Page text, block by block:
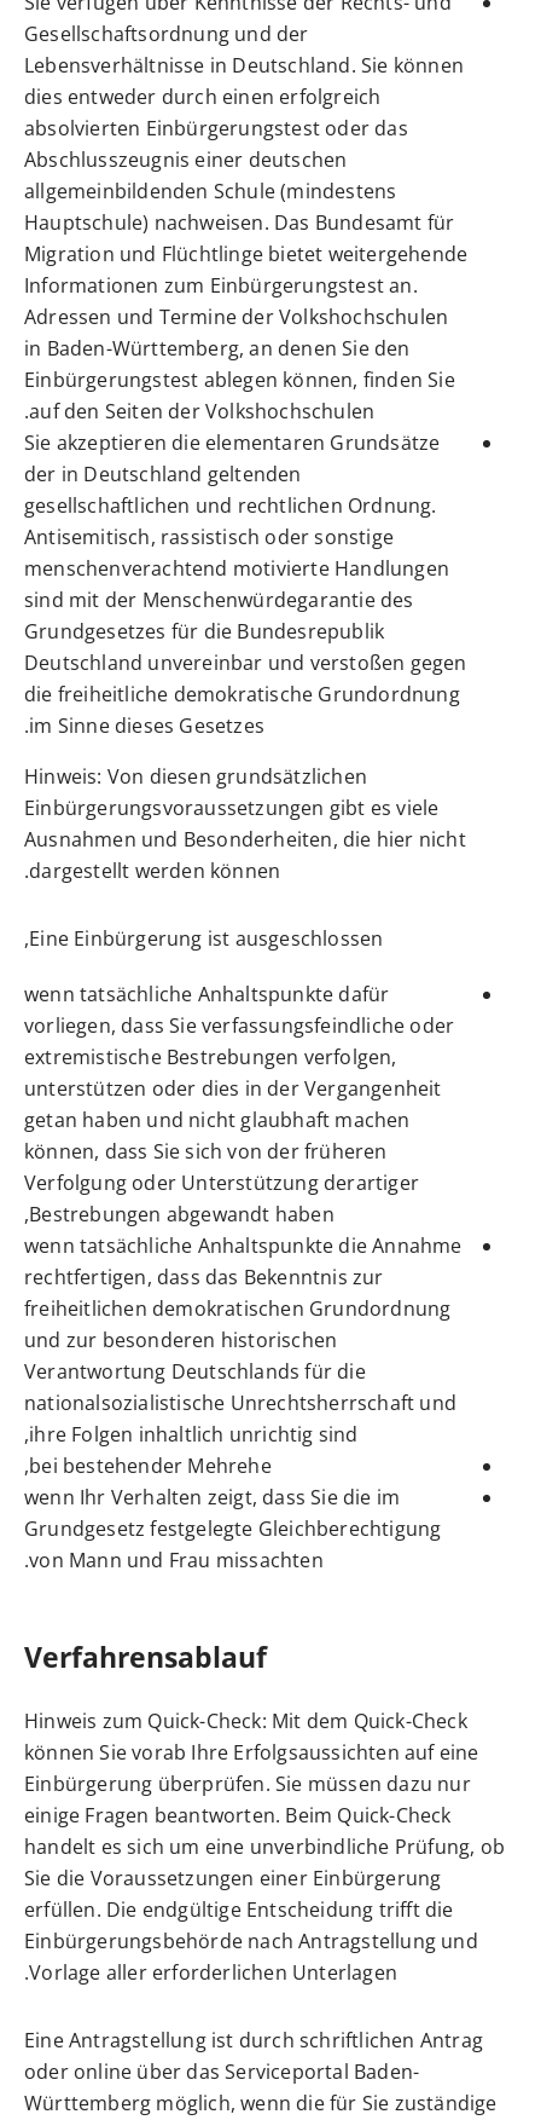
Gesellschaftsordnung und der
Lebensverhältnisse in Deutschland. Sie können
dies entweder durch einen erfolgreich
absolvierten Einbürgerungstest oder das
Abschlusszeugnis einer deutschen
allgemeinbildenden Schule (mindestens
Hauptschule) nachweisen. Das Bundesamt für
Migration und Flüchtlinge bietet weitergehende
Informationen zum Einbürgerungstest an.
Adressen und Termine der Volkshochschulen
in Baden-Württemberg, an denen Sie den
Einbürgerungstest ablegen können, finden Sie
auf den Seiten der Volkshochschulen.
Sie akzeptieren die elementaren Grundsätze
der in Deutschland geltenden
gesellschaftlichen und rechtlichen Ordnung.
Antisemitisch, rassistisch oder sonstige
menschenverachtend motivierte Handlungen
sind mit der Menschenwürdegarantie des
Grundgesetzes für die Bundesrepublik
Deutschland unvereinbar und verstoßen gegen
die freiheitliche demokratische Grundordnung
im Sinne dieses Gesetzes.
Hinweis: Von diesen grundsätzlichen
Einbürgerungsvoraussetzungen gibt es viele
Ausnahmen und Besonderheiten, die hier nicht
dargestellt werden können.
Eine Einbürgerung ist ausgeschlossen,
wenn tatsächliche Anhaltspunkte dafür
vorliegen, dass Sie verfassungsfeindliche oder
extremistische Bestrebungen verfolgen,
unterstützen oder dies in der Vergangenheit
getan haben und nicht glaubhaft machen
können, dass Sie sich von der früheren
Verfolgung oder Unterstützung derartiger
Bestrebungen abgewandt haben,
wenn tatsächliche Anhaltspunkte die Annahme
rechtfertigen, dass das Bekenntnis zur
freiheitlichen demokratischen Grundordnung
und zur besonderen historischen
Verantwortung Deutschlands für die
nationalsozialistische Unrechtsherrschaft und
ihre Folgen inhaltlich unrichtig sind,
bei bestehender Mehrehe,
wenn Ihr Verhalten zeigt, dass Sie die im
Grundgesetz festgelegte Gleichberechtigung
von Mann und Frau missachten.
Verfahrensablauf
Hinweis zum Quick-Check: Mit dem Quick-Check
können Sie vorab Ihre Erfolgsaussichten auf eine
Einbürgerung überprüfen. Sie müssen dazu nur
einige Fragen beantworten. Beim Quick-Check
handelt es sich um eine unverbindliche Prüfung, ob
Sie die Voraussetzungen einer Einbürgerung
erfüllen. Die endgültige Entscheidung trifft die
Einbürgerungsbehörde nach Antragstellung und
Vorlage aller erforderlichen Unterlagen.
Eine Antragstellung ist durch schriftlichen Antrag
oder online über das Serviceportal Baden-
Württemberg möglich, wenn die für Sie zuständige